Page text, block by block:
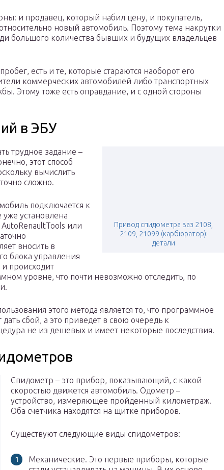
и продавец, который набил цену, и покупатель,
новый автомобиль. Поэтому тема накрутки
большого количества бывших и будущих владельцев
есть и те, которые стараются наоборот его
коммерческих автомобилей либо транспортных
Этому тоже есть оправдание, и с одной стороны
в ЭБУ
Привод спидометра ваз 2108,
2109, 21099 (карбюратор):
детали
трудное задание –
этот способ
вычислить
сложно.
подключается к
уже установлена
или
вносить в
блока управления
происходит
уровне, что почти невозможно отследить, по
этого метода является то, что программное
сбой, а это приведет в свою очередь к
не из дешевых и имеет некоторые последствия.
Спидометр – это прибор, показывающий, с какой
скоростью движется автомобиль. Одометр –
устройство, измеряющее пройденный километраж.
Оба счетчика находятся на щитке приборов.
Существуют следующие виды спидометров:
Механические. Это первые приборы, которые